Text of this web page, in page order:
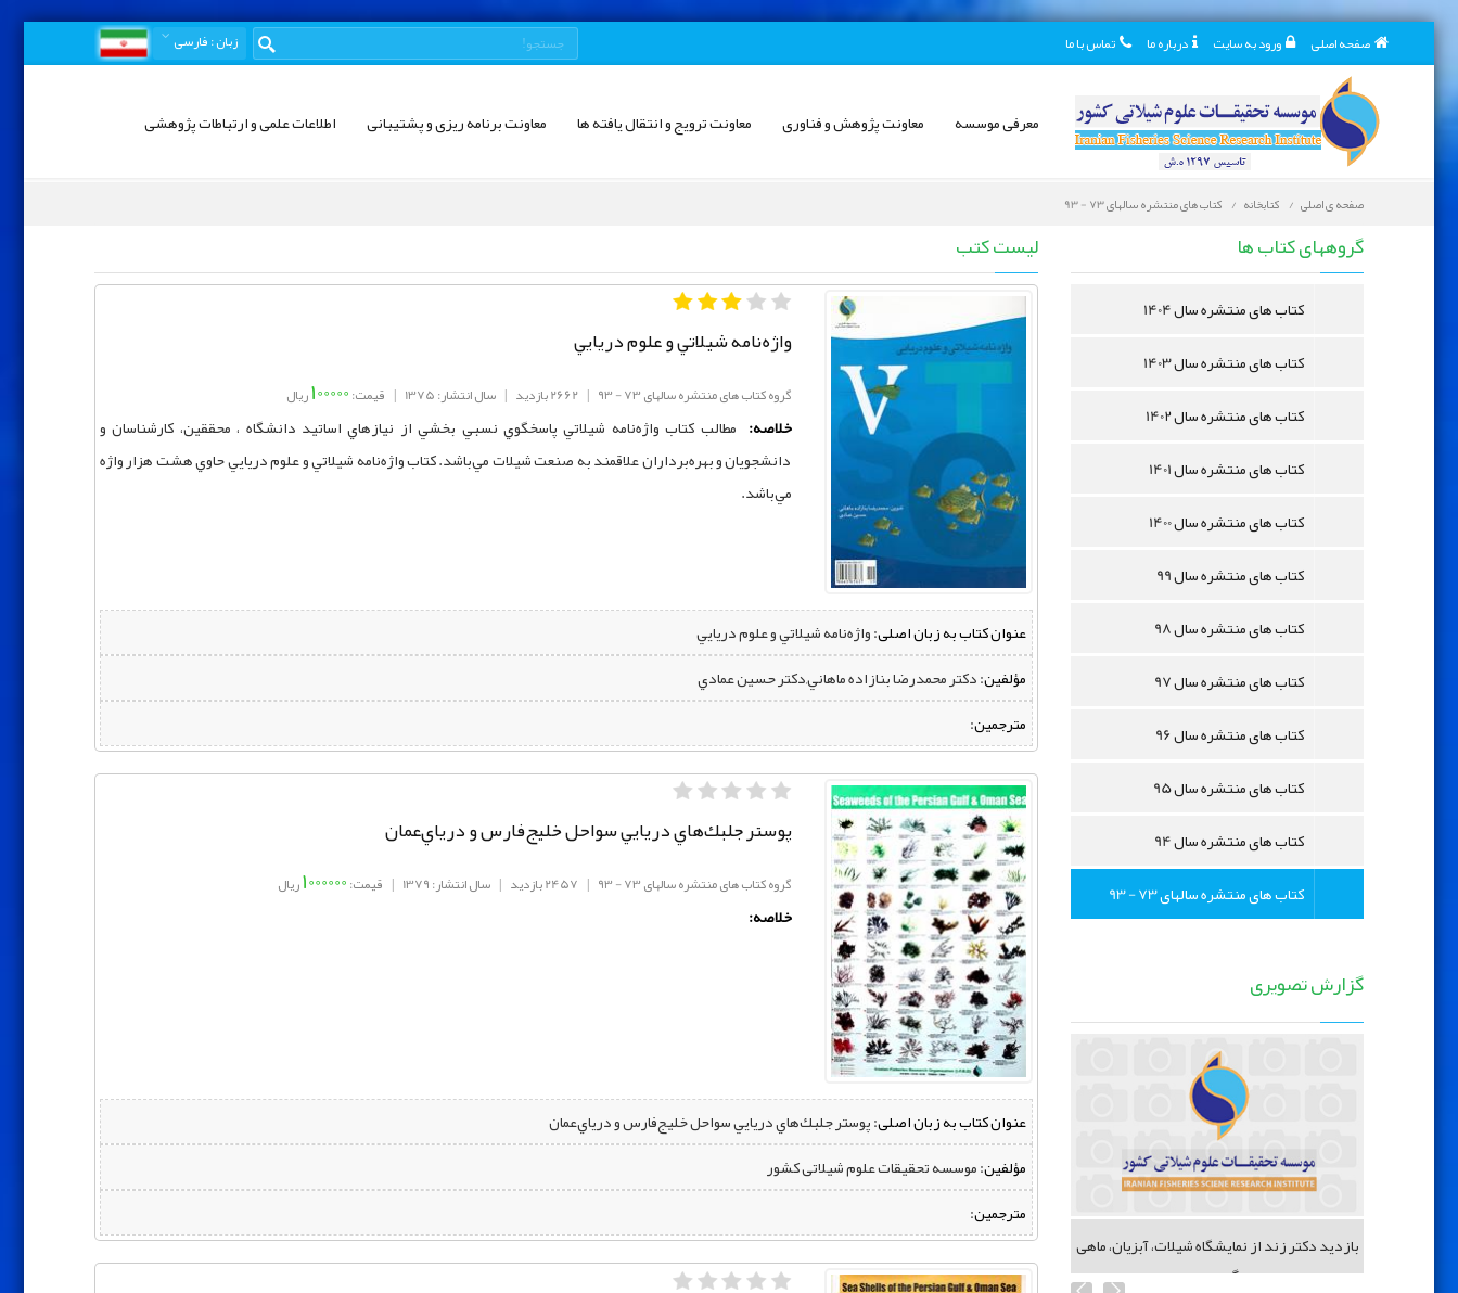
صفحه اصلی ورود به سایت درباره ما تماس با ما زبان: فارسی
معرفی موسسه معاونت پژوهش و فناوری معاونت ترویج و انتقال یافته ها معاونت برنامه ریزی و پشتیبانی اطلاعات علمی و ارتباطات پژوهشی
صفحه ی اصلی کتابخانه کتاب های منتشره سالهای 73 - 93
کتابخانه دیجیتال
گروههای کتاب ها
کتاب های منتشره سال 1404
کتاب های منتشره سال 1403
کتاب های منتشره سال 1402
کتاب های منتشره سال 1401
کتاب های منتشره سال 1400
کتاب های منتشره سال 99
کتاب های منتشره سال 98
کتاب های منتشره سال 97
کتاب های منتشره سال 96
کتاب های منتشره سال 95
کتاب های منتشره سال 94
کتاب های منتشره سالهای 73 - 93
گزارش تصویری
بازدید دکتر زند از نمایشگاه شیلات، آبزیان، ماهی
گیری...
لیست کتب
واژه‌نامه شيلاتي و علوم دريايي
گروه کتاب های منتشره سالهای 73 - 93 | 2662 بازدید | سال انتشار: 1375 | قیمت:100000ریال
خلاصه: مطالب كتاب واژه‌نامه شيلاتي پاسخگوي نسبي بخشي از نيازهاي اساتيد دانشگاه ، محققين، كارشناسان و
دانشجويان و بهره‌برداران علاقمند به صنعت شيلات مي‌باشد. كتاب واژه‌نامه شيلاتي و علوم دريايي حاوي هشت هزار واژه
مي‌باشد.
عنوان کتاب به زبان اصلی:واژه‌نامه شيلاتي و علوم دريايي
مؤلفین:‌ دکتر محمدرضا بنازاده ماهاني,دکتر حسين عمادي
مترجمین:
پوستر جلبك‌هاي دريايي سواحل خليج‌فارس و درياي‌عمان
گروه کتاب های منتشره سالهای 73 - 93 | 2457 بازدید | سال انتشار: 1379 | قیمت:1000000ریال
خلاصه:
عنوان کتاب به زبان اصلی:پوستر جلبك‌هاي دريايي سواحل خليج‌فارس و درياي‌عمان
مؤلفین:‌ موسسه تحقیقات علوم شیلاتی کشور
مترجمین: